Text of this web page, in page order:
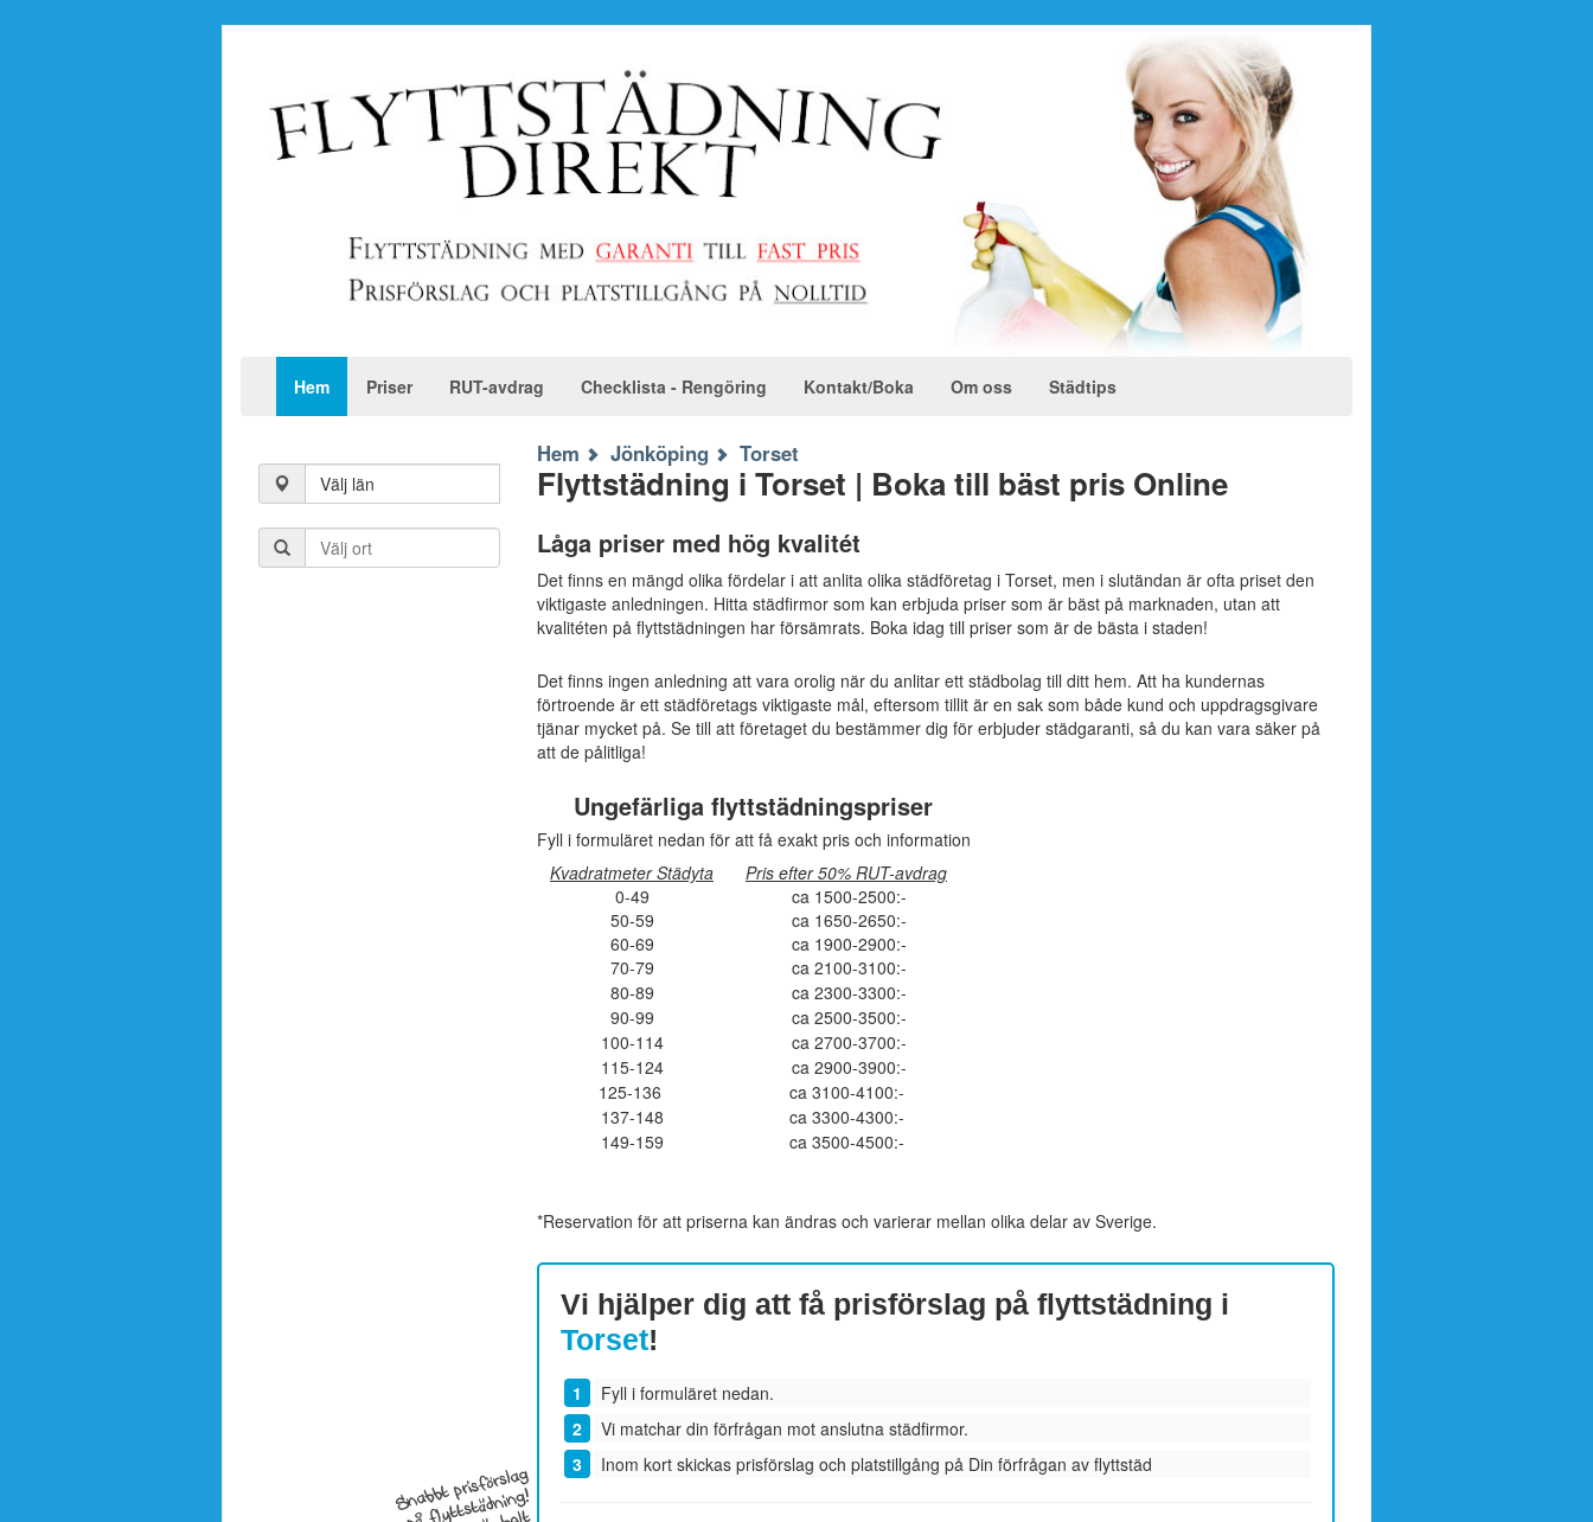
Hem Priser RUT-avdrag Checklista - Rengöring Kontakt/Boka Om oss Städtips
Välj län
Hem Jönköping Torset
Flyttstädning i Torset | Boka till bäst pris Online
Låga priser med hög kvalitét
Det finns en mängd olika fördelar i att anlita olika städföretag i Torset, men i slutändan är ofta priset den
viktigaste anledningen. Hitta städfirmor som kan erbjuda priser som är bäst på marknaden, utan att
kvalitéten på flyttstädningen har försämrats. Boka idag till priser som är de bästa i staden!
Det finns ingen anledning att vara orolig när du anlitar ett städbolag till ditt hem. Att ha kundernas
förtroende är ett städföretags viktigaste mål, eftersom tillit är en sak som både kund och uppdragsgivare
tjänar mycket på. Se till att företaget du bestämmer dig för erbjuder städgaranti, så du kan vara säker på
att de pålitliga!
Ungefärliga flyttstädningspriser
Fyll i formuläret nedan för att få exakt pris och information
Kvadratmeter Städyta
Pris efter 50% RUT-avdrag
0-49
ca 1500-2500:-
50-59
ca 1650-2650:-
60-69
ca 1900-2900:-
70-79
ca 2100-3100:-
80-89
ca 2300-3300:-
90-99
ca 2500-3500:-
100-114
ca 2700-3700:-
115-124
ca 2900-3900:-
125-136
ca 3100-4100:-
137-148
ca 3300-4300:-
149-159
ca 3500-4500:-
*Reservation för att priserna kan ändras och varierar mellan olika delar av Sverige.
Vi hjälper dig att få prisförslag på flyttstädning i
Torset!
Fyll i formuläret nedan.
Vi matchar din förfrågan mot anslutna städfirmor.
Inom kort skickas prisförslag och platstillgång på Din förfrågan av flyttstäd